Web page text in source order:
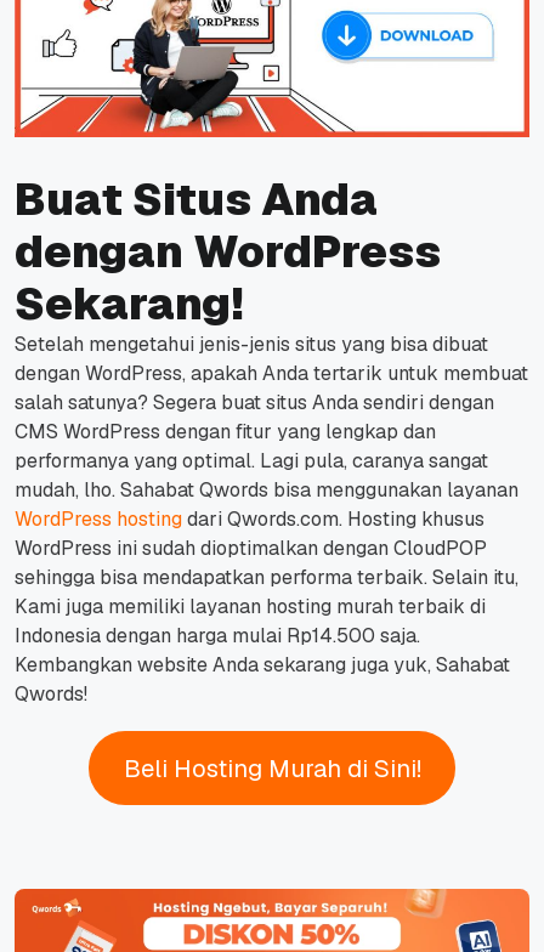
Buat Situs Anda
dengan WordPress
Sekarang!
Setelah mengetahui jenis-jenis situs yang bisa dibuat
dengan WordPress, apakah Anda tertarik untuk membuat
salah satunya? Segera buat situs Anda sendiri dengan
CMS WordPress dengan fitur yang lengkap dan
performanya yang optimal. Lagi pula, caranya sangat
mudah, lho. Sahabat Qwords bisa menggunakan layanan
WordPress hostingdari Qwords.com. Hosting khusus
WordPress ini sudah dioptimalkan dengan CloudPOP
sehingga bisa mendapatkan performa terbaik. Selain itu,
Kami juga memiliki layanan hosting murah terbaik di
Indonesia dengan harga mulai Rp14.500 saja.
Kembangkan website Anda sekarang juga yuk, Sahabat
Qwords!
Beli Hosting Murah di Sini!